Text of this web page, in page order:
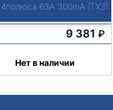
63А 300mA (TX3)
9 381 ₽
Нет в наличии